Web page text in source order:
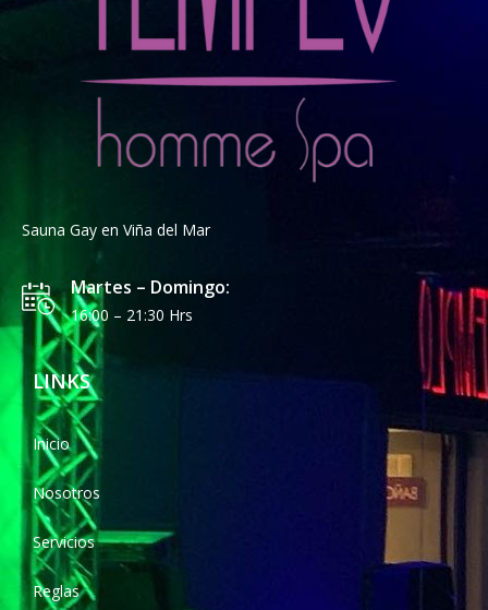
Sauna Gay en Viña del Mar
Martes – Domingo:
16:00 – 21:30 Hrs
LINKS
Inicio
Nosotros
Servicios
Reglas